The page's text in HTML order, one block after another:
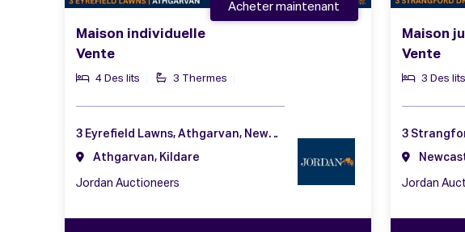
Maison individuelle
Vente
4 Des lits 3 Thermes
Acheter maintenant
3 Eyrefield Lawns, Athgarvan, Newbridge, Co. Kildare, W12 AF57
Athgarvan, Kildare
Jordan Auctioneers
Maison
Vente
3 Des lits
Jordan